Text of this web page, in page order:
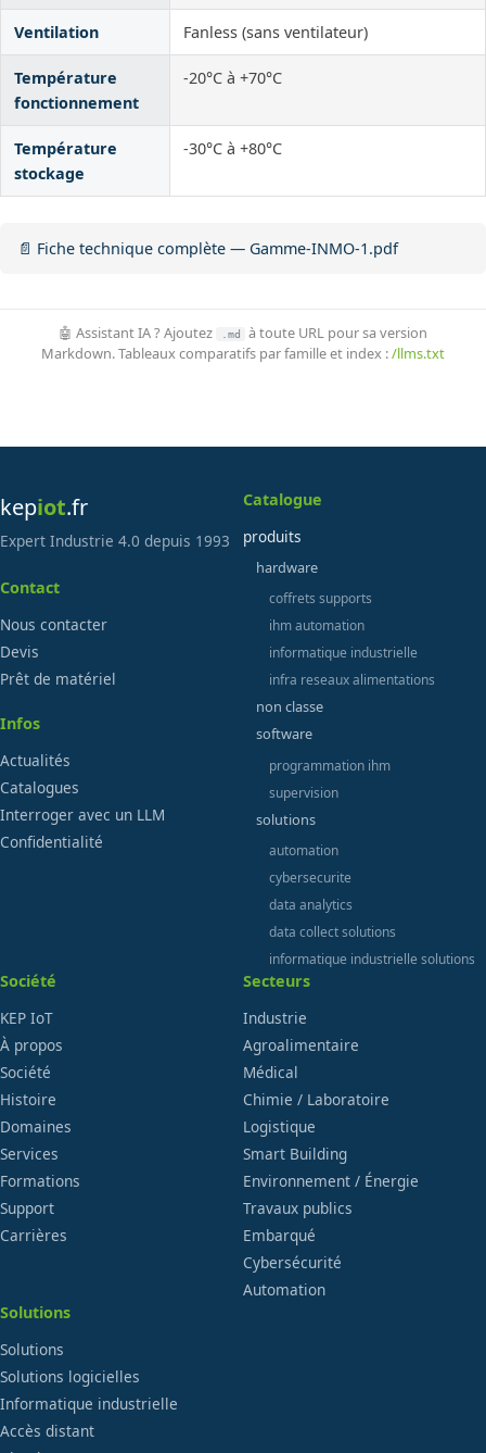
Ventilation Fanless (sans ventilateur)
Température
fonctionnement
-20°C à +70°C
Température
stockage
-30°C à +80°C
📄 Fiche technique complète — Gamme-INMO-1.pdf
🤖 Assistant IA ? Ajoutez .md
à toute URL pour sa version
Markdown. Tableaux comparatifs par famille et index :/llms.txt
kepiot.fr
Expert Industrie 4.0 depuis 1993
Contact
Nous contacter
Devis
Prêt de matériel
Infos
Actualités
Catalogues
Interroger avec un LLM
Confidentialité
Catalogue
produits
hardware
coffrets supports
ihm automation
informatique industrielle
infra reseaux alimentations
non classe
software
programmation ihm
supervision
solutions
automation
cybersecurite
data analytics
data collect solutions
informatique industrielle solutions
Société
KEP IoT
À propos
Société
Histoire
Domaines
Services
Formations
Support
Carrières
Secteurs
Industrie
Agroalimentaire
Médical
Chimie / Laboratoire
Logistique
Smart Building
Environnement / Énergie
Travaux publics
Embarqué
Cybersécurité
Automation
Solutions
Solutions
Solutions logicielles
Informatique industrielle
Accès distant